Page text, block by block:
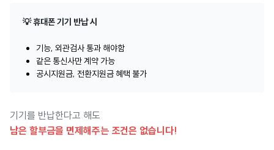
💡 휴대폰 기기 반납 시
기능, 외관검사 통과 해야함
같은 통신사만 계약 가능
공시지원금, 전환지원금 혜택 불가
기기를 반납한다고 해도
남은 할부금을 면제해주는 조건은 없습니다!